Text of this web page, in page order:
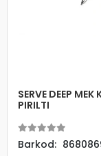
SERVE DEEP
PIRILTI
Barkod: